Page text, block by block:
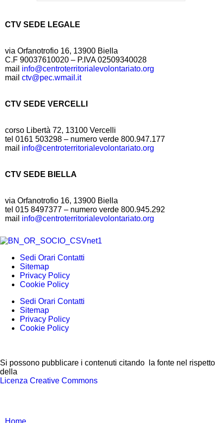
CTV SEDE LEGALE
via Orfanotrofio 16, 13900 Biella
C.F 90037610020 – P.IVA 02509340028
mail info@centroterritorialevolontariato.org
mail ctv@pec.wmail.it
CTV SEDE VERCELLI
corso Libertà 72, 13100 Vercelli
tel 0161 503298 – numero verde 800.947.177
mail info@centroterritorialevolontariato.org
CTV SEDE BIELLA
via Orfanotrofio 16, 13900 Biella
tel 015 8497377 – numero verde 800.945.292
mail info@centroterritorialevolontariato.org
Sedi Orari Contatti
Sitemap
Privacy Policy
Cookie Policy
Sedi Orari Contatti
Sitemap
Privacy Policy
Cookie Policy
Si possono pubblicare i contenuti citando la fonte nel rispetto
della
Licenza Creative Commons
Home